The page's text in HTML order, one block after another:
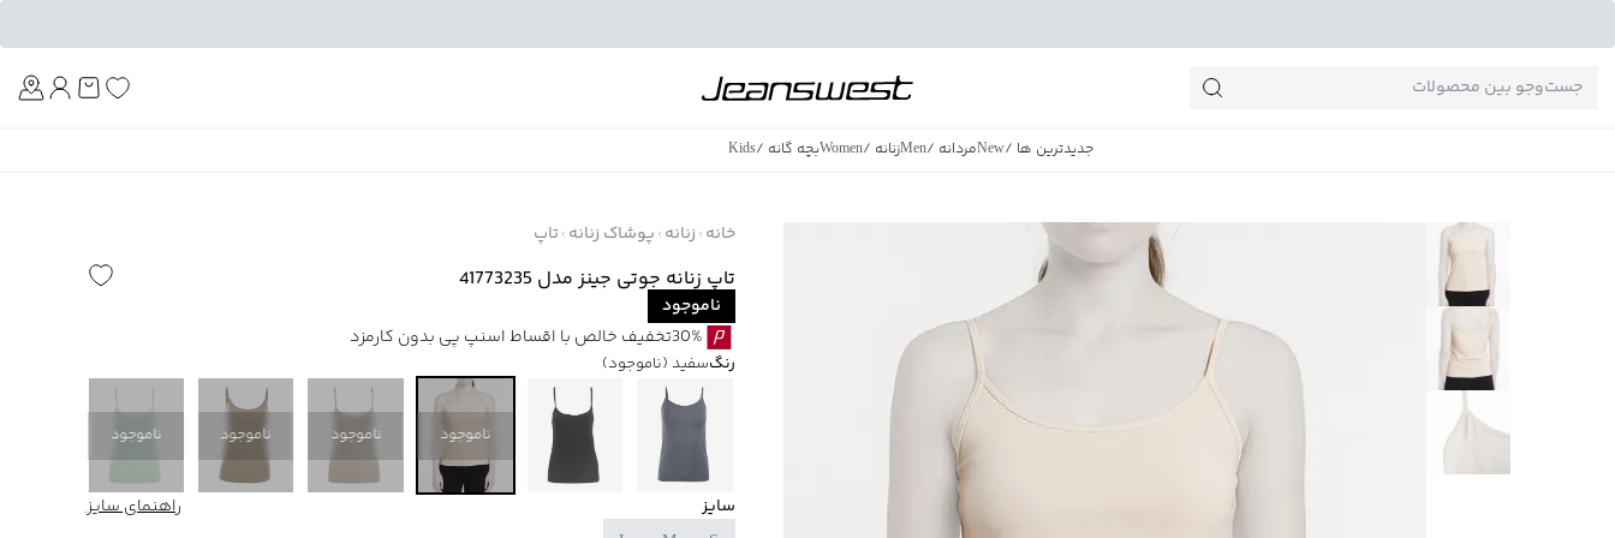
جدیدترین ها /
Newمردانه /
Menزنانه /
Womenبچه گانه /
Kids
خانه زنانه پوشاک زنانه تاپ
تاپ زنانه جوتی جینز مدل 41773235
ناموجود
30%تخفیف خالص با اقساط اسنپ پی بدون کارمزد
رنگسفید (ناموجود)
ناموجود ناموجود ناموجود ناموجود
سایز
راهنمای سایز